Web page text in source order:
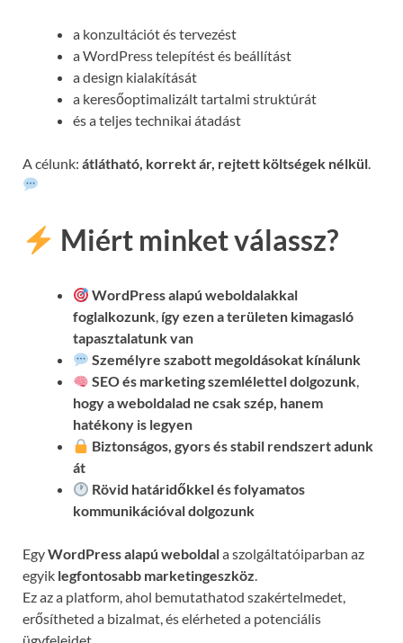
a konzultációt és tervezést
a WordPress telepítést és beállítást
a design kialakítását
a keresőoptimalizált tartalmi struktúrát
és a teljes technikai átadást
A célunk: átlátható, korrekt ár, rejtett költségek nélkül
Miért minket válassz?
WordPress alapú weboldalakkal
foglalkozunk, így ezen a területen kimagasló
tapasztalatunk van
Személyre szabott megoldásokat kínálunk
SEO és marketing szemlélettel dolgozunk,
hogy a weboldalad ne csak szép, hanem
hatékony is legyen
Biztonságos, gyors és stabil rendszert adunk
át
Rövid határidőkkel és folyamatos
kommunikációvaldolgozunk
EgyWordPress alapú weboldala szolgáltatóiparban az
egyik legfontosabb marketingeszköz.
Ez az a platform, ahol bemutathatod szakértelmedet,
erősítheted a bizalmat, és elérheted a potenciális